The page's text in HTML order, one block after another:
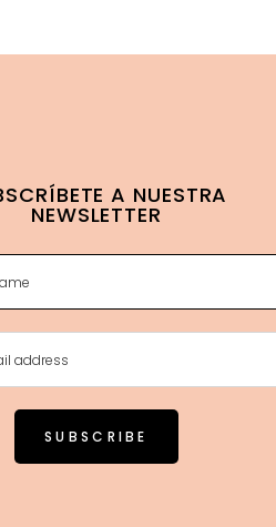
A NUESTRA
NEWSLETTER